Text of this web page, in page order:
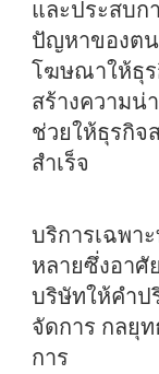
และประสบก
ปัญหาของตน
โฆษณาให้ธุร
สร้างความน่
ช่วยให้ธุรกิจ
สำเร็จ
บริการเฉพา
หลายซึ่งอาศั
บริษัทให้คำป
จัดการ กลยุ
การ